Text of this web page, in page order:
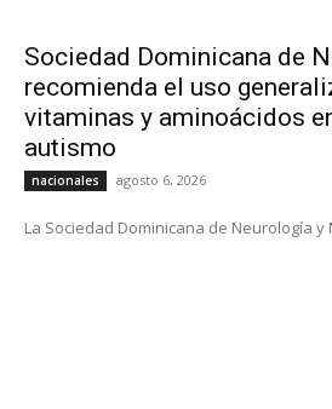
Sociedad Dominicana de
recomienda el uso
vitaminas y aminoácidos
autismo
nacionales agosto 6, 2026
La Sociedad Dominicana de Neurología